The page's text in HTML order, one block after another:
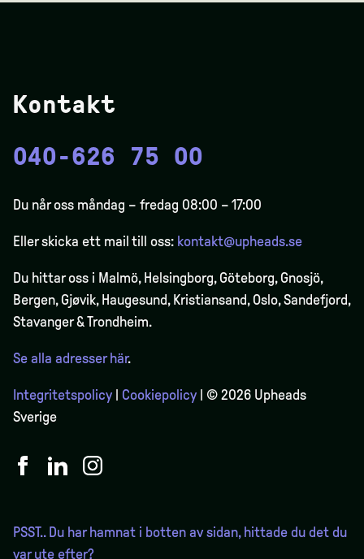
Kontakt
040-626 75 00
Du når oss måndag – fredag 08:00 – 17:00
Eller skicka ett mail till oss: kontakt@upheads.se
Du hittar oss i Malmö, Helsingborg, Göteborg, Gnosjö,
Bergen,Gjøvik, Haugesund, Kristiansand, Oslo, Sandefjord,
Stavanger & Trondheim.
Se alla adresser här.
Integritetspolicy Cookiepolicy | © 2026 Upheads
Sverige
PSST.. Du har hamnat i botten av sidan, hittade du det du
var ute efter?